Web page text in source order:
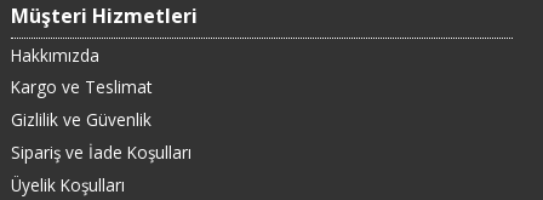
Müşteri Hizmetleri
Hakkımızda
Kargo ve Teslimat
Gizlilik ve Güvenlik
Sipariş ve İade Koşulları
Üyelik Koşulları